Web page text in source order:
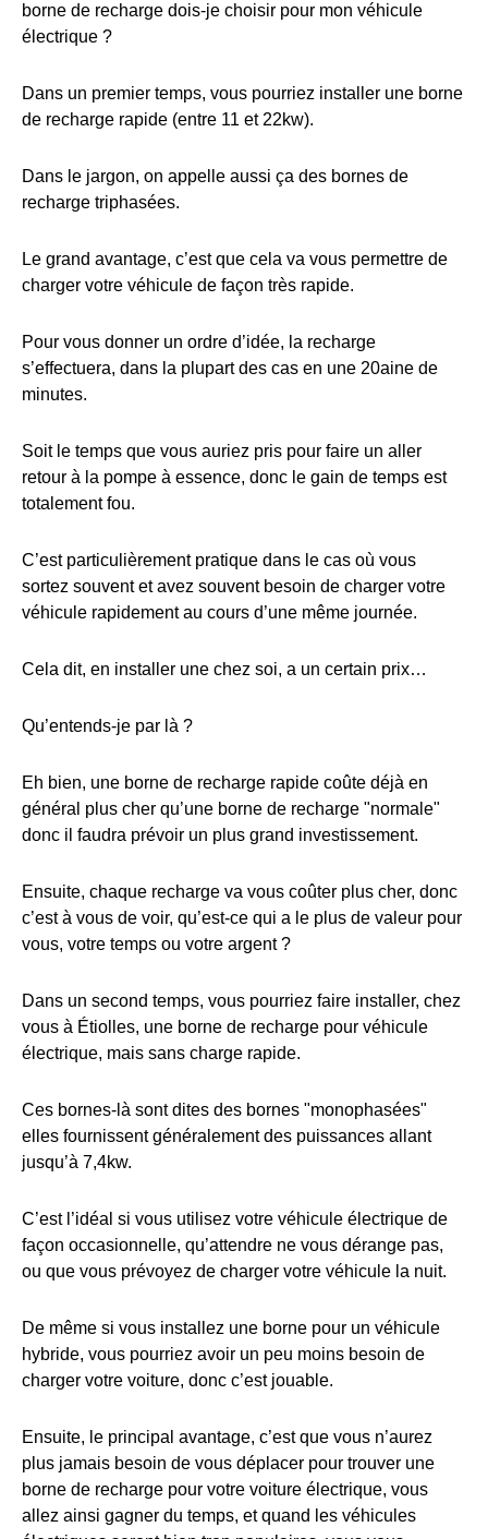
borne de recharge dois-je choisir pour mon véhicule
électrique ?
Dans un premier temps, vous pourriez installer une borne
de recharge rapide (entre 11 et 22kw).
Dans le jargon, on appelle aussi ça des bornes de
recharge triphasées.
Le grand avantage, c’est que cela va vous permettre de
charger votre véhicule de façon très rapide.
Pour vous donner un ordre d’idée, la recharge
s’effectuera, dans la plupart des cas en une 20aine de
minutes.
Soit le temps que vous auriez pris pour faire un aller
retour à la pompe à essence, donc le gain de temps est
totalement fou.
C’est particulièrement pratique dans le cas où vous
sortez souvent et avez souvent besoin de charger votre
véhicule rapidement au cours d’une même journée.
Cela dit, en installer une chez soi, a un certain prix…
Qu’entends-je par là ?
Eh bien, une borne de recharge rapide coûte déjà en
général plus cher qu’une borne de recharge "normale"
donc il faudra prévoir un plus grand investissement.
Ensuite, chaque recharge va vous coûter plus cher, donc
c’est à vous de voir, qu’est-ce qui a le plus de valeur pour
vous, votre temps ou votre argent ?
Dans un second temps, vous pourriez faire installer, chez
vous à Étiolles, une borne de recharge pour véhicule
électrique, mais sans charge rapide.
Ces bornes-là sont dites des bornes "monophasées"
elles fournissent généralement des puissances allant
jusqu’à 7,4kw.
C’est l’idéal si vous utilisez votre véhicule électrique de
façon occasionnelle, qu’attendre ne vous dérange pas,
ou que vous prévoyez de charger votre véhicule la nuit.
De même si vous installez une borne pour un véhicule
hybride, vous pourriez avoir un peu moins besoin de
charger votre voiture, donc c’est jouable.
Ensuite, le principal avantage, c’est que vous n’aurez
plus jamais besoin de vous déplacer pour trouver une
borne de recharge pour votre voiture électrique, vous
allez ainsi gagner du temps, et quand les véhicules